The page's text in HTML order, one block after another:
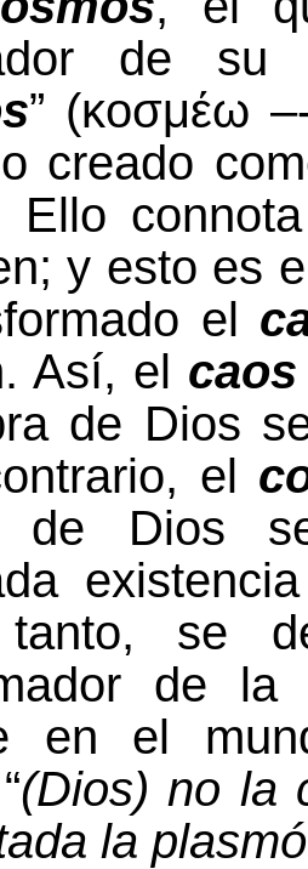
de
” (κοσμέω
creado
Ello
y esto es
el
Así, el
de Dios
el
Dios
se
de la
en el
(Dios) no la
la plasmó